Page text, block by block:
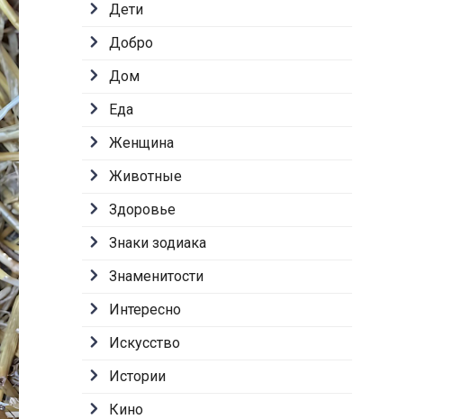
Дети
Добро
Дом
Еда
Женщина
Животные
Здоровье
Знаки зодиака
Знаменитости
Интересно
Искусство
Истории
Кино